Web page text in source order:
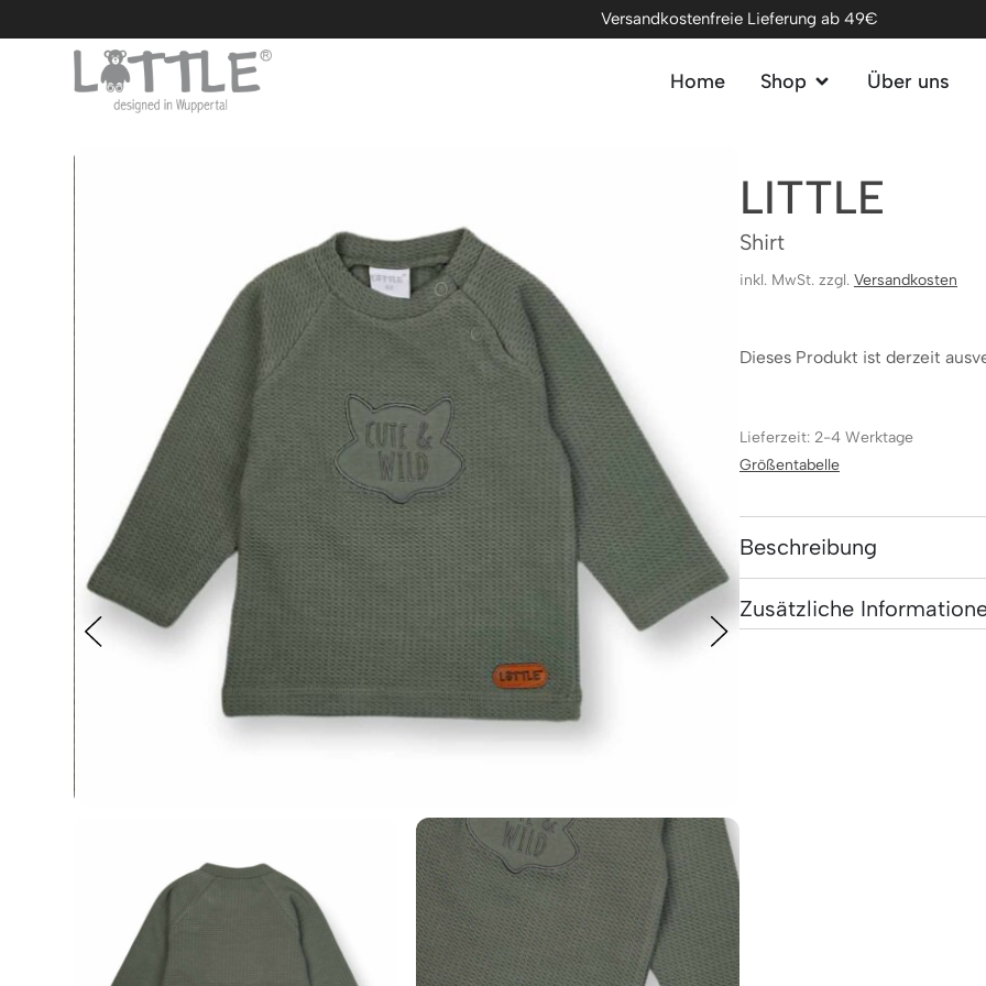
Versandkostenfreie Lieferung ab 49€
Home Shop Über uns
LITTLE
Shirt
inkl. MwSt. zzgl. Versandkosten
Dieses Produkt ist derzeit
Lieferzeit: 2-4 Werktage
Größentabelle
Beschreibung
Zusätzliche